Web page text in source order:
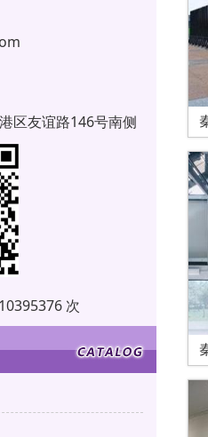
区友谊路146号南侧
次